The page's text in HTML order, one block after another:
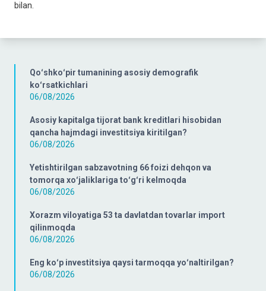
Qoʻshkoʻpir tumanining asosiy demografik
koʻrsatkichlari
06/08/2026
Asosiy kapitalga tijorat bank kreditlari hisobidan
qancha hajmdagi investitsiya kiritilgan?
06/08/2026
Yetishtirilgan sabzavotning 66 foizi dehqon va
tomorqa xoʻjaliklariga toʻgʻri kelmoqda
06/08/2026
Xorazm viloyatiga 53 ta davlatdan tovarlar import
qilinmoqda
06/08/2026
Eng koʻp investitsiya qaysi tarmoqqa yoʻnaltirilgan?
06/08/2026
bilan.